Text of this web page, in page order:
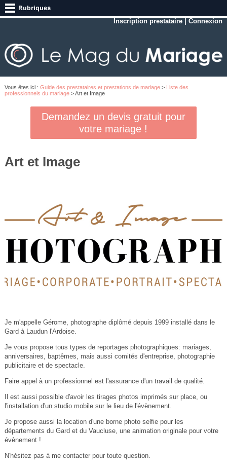
Inscription prestataire |Connexion
Vous êtes ici : Guide des prestataires et prestations de mariage> Liste des
professionnels du mariage> Art et Image
Demandez un devis gratuit pour
votre mariage !
Art et Image
Je m'appelle Gérome, photographe diplômé depuis 1999 installé dans le
Gard à Laudun l'Ardoise.
Je vous propose tous types de reportages photographiques: mariages,
anniversaires, baptêmes, mais aussi comités d'entreprise, photographie
publicitaire et de spectacle.
Faire appel à un professionnel est l'assurance d'un travail de qualité.
Il est aussi possible d'avoir les tirages photos imprimés sur place, ou
l'installation d'un studio mobile sur le lieu de l'évènement.
Je propose aussi la location d'une borne photo selfie pour les
départements du Gard et du Vaucluse, une animation originale pour votre
évènement !
N'hésitez pas à me contacter pour toute question.